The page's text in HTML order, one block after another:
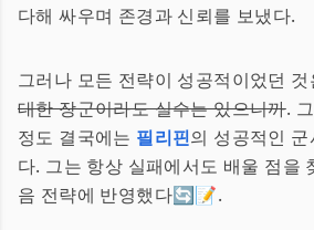
다해 싸우며 존경과 신뢰를 보냈다.
그러나 모든 전략이 성공적이었던
대한 장군이라도 실수는 있으니까.
정도 결국에는 필리핀의 성공적인
다. 그는 항상 실패에서도 배울 점을
음 전략에 반영했다🔄📝.